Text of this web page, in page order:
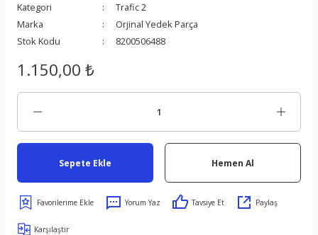
Kategori
Trafic 2
Marka
Orjinal Yedek Parça
Stok Kodu
8200506488
1.150,00 ₺
Sepete Ekle Hemen Al
Yorum Yaz Tavsiye Et Paylaş
Karşılaştır